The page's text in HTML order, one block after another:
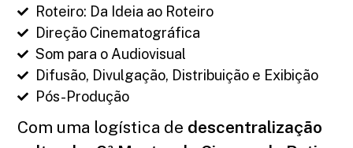
Roteiro: Da Ideia ao Roteiro
Direção Cinematográfica
Som para o Audiovisual
Difusão, Divulgação, Distribuição e Exibição
Pós-Produção
Com uma logística de descentralização